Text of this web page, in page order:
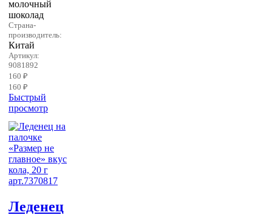
молочный
шоколад
Страна-
производитель:
Китай
Артикул:
9081892
160 ₽
160 ₽
Быстрый
просмотр
Леденец